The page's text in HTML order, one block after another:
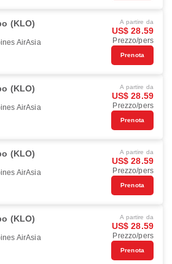
(KLO)
AirAsia
A partire da
US$ 28.59
Prezzo/pers
Prenota
(KLO)
AirAsia
A partire da
US$ 28.59
Prezzo/pers
Prenota
(KLO)
AirAsia
A partire da
US$ 28.59
Prezzo/pers
Prenota
(KLO)
AirAsia
A partire da
US$ 28.59
Prezzo/pers
Prenota